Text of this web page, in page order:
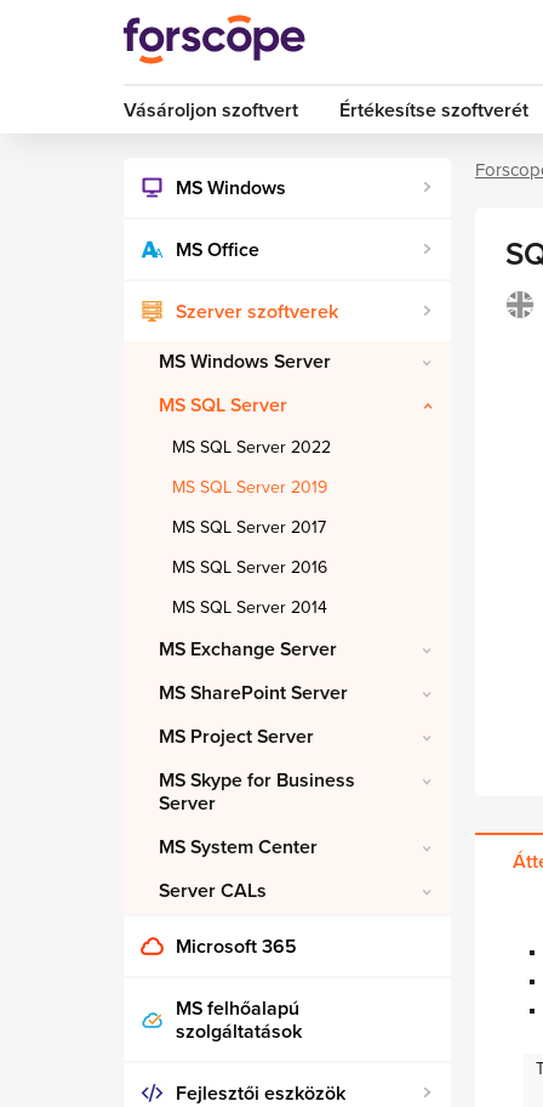
Vásároljon szoftvert Értékesítse szoftverét
MS Windows
MS Office
Szerver szoftverek
MS Windows Server
MS SQL Server
MS SQL Server 2022
MS SQL Server 2019
MS SQL Server 2017
MS SQL Server 2016
MS SQL Server 2014
MS Exchange Server
MS SharePoint Server
MS Project Server
MS Skype for Business
Server
MS System Center
Server CALs
Microsoft 365
MS felhőalapú
szolgáltatások
Fejlesztői eszközök